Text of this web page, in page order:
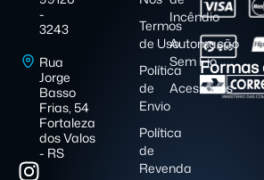
-
3243
Rua
Jorge
Basso
Frias, 54
Fortaleza
dos Valos
- RS
Termos
de Uso
Política
de
Envio
Política
de
Revenda
Incêndio
Automação
Sem Fio
Acessórios
Formas